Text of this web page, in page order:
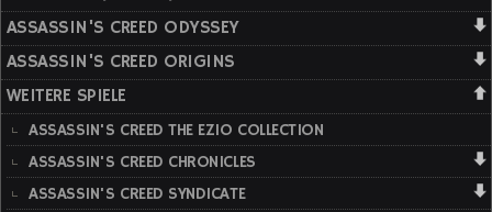
ASSASSIN'S CREED ODYSSEY
ASSASSIN'S CREED ORIGINS
WEITERE SPIELE
ASSASSIN'S CREED THE EZIO COLLECTION
ASSASSIN'S CREED CHRONICLES
ASSASSIN'S CREED SYNDICATE